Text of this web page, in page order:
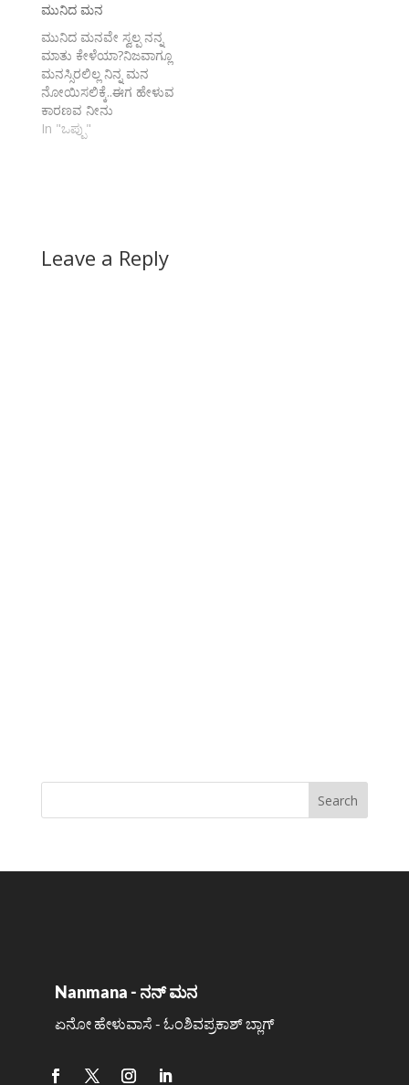
ಮುನಿದ ಮನ
ಮುನಿದ ಮನವೇ ಸ್ವಲ್ಪ ನನ್ನ
ಮಾತು ಕೇಳೆಯಾ?ನಿಜವಾಗ್ಲೂ
ಮನಸ್ಸಿರಲಿಲ್ಲ ನಿನ್ನ ಮನ
ನೋಯಿಸಲಿಕ್ಕೆ..ಈಗ ಹೇಳುವ
ಕಾರಣವ ನೀನು
ಕೇಳಬೇಕೆಂದೇನಿಲ್ಲ್ಲ..ಸ್ವಲ್ಪ ನನ್ನ
ಅಲ್ಲೂ ಇಲ್ಲದ ತ್ರಿಶಂಕುವಿನಲ್ಲಿ
ನಾನುಸ್ವಲ್ಪ ನನ್ನ ಮಾತು
In "ಒಪ್ಪು"
Leave a Reply
Nanmana - ನನ್ ಮನ
ಏನೋ ಹೇಳುವಾಸೆ - ಓಂಶಿವಪ್ರಕಾಶ್ ಬ್ಲಾಗ್